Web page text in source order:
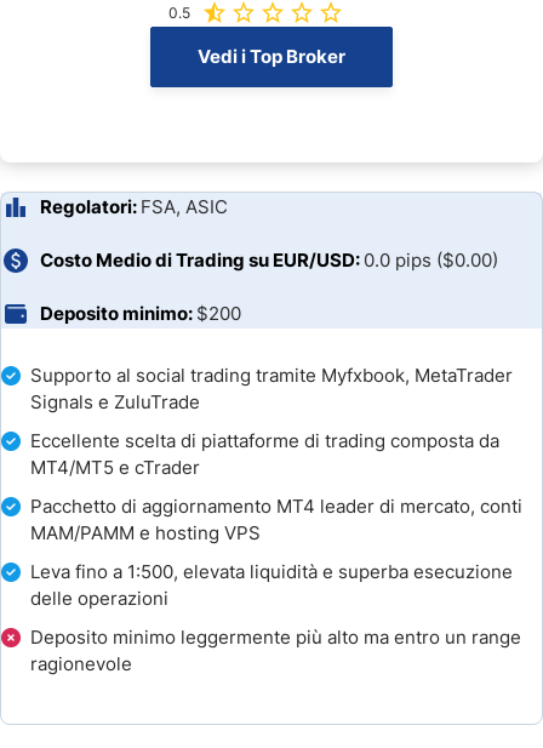
Piattaforme di trading
Conclusioni
Domande Frequenti
Broker Comparison
0.5
Vedi i Top Broker
Supporto al social trading tramite Myfxbook, MetaTrader
Signals e ZuluTrade
Eccellente scelta di piattaforme di trading composta da
MT4/MT5 e cTrader
Pacchetto di aggiornamento MT4 leader di mercato, conti
MAM/PAMM e hosting VPS
Leva fino a 1:500, elevata liquidità e superba esecuzione
delle operazioni
Deposito minimo leggermente più alto ma entro un range
ragionevole
Regolatori: FSA, ASIC
Costo Medio di Trading su EUR/USD: 0.0 pips ($0.00)
Deposito minimo: $200